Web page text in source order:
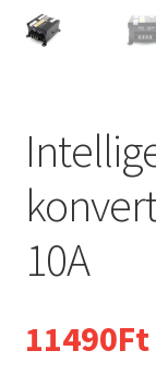
10A
11490Ft